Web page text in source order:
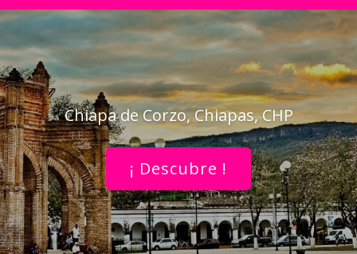
Chiapa de Corzo, Chiapas, CHP
¡ Descubre !